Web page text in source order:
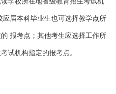
届本科毕业生也可选择教学点所
报考点；其他考生应选择工作所
试机构指定的报考点。